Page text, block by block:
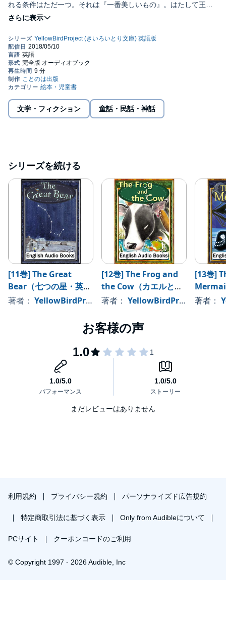
れる条件はただ一つ。それは『一番美しいもの』。はたして王様
に選ばれる鳥は・・」 別売りのイラスト付き電子書籍に対応。合
わせてご購入いただければ、言語学習用にも最適です。公式サイ
ます。 ※当コンテンツに含まれている言語は『英語』のみです。
他言語版をお求めの方は、別途お買い求めください。(C)
YellowBirdProject
文学・フィクション 童話・民話・神話
シリーズを続ける
[11巻] The Great
Bear（七つの星・英語
版）: きいろいとり文
著者： YellowBirdProject
[12巻] The Frog and
the Cow（カエルとウ
シのお話し・英語版）:
の12
著者： YellowBirdProject
[13巻]
語版）:
著者：
まだレビューはありません
利用規約 プライバシー規約 パーソナライズド広告規約
特定商取引法に基づく表示 Only from Audibleについて
PCサイト クーポンコードのご利用
© Copyright 1997 - 2026 Audible, Inc